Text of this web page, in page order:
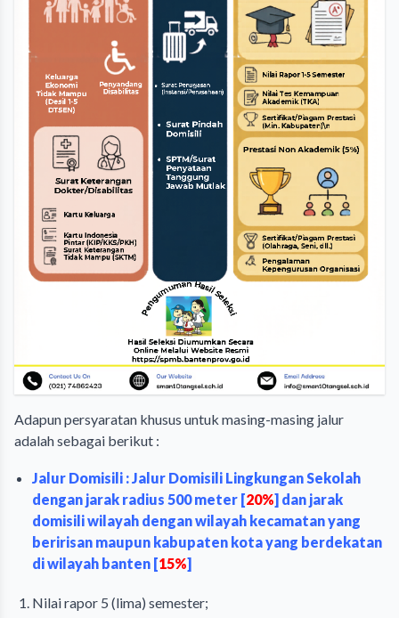
Adapun persyaratan khusus untuk masing-masing jalur
adalah sebagai berikut :
Jalur Domisili : Jalur Domisili Lingkungan Sekolah
dengan jarak radius 500 meter [20%] dan jarak
domisili wilayah dengan wilayah kecamatan yang
beririsan maupun kabupaten kota yang berdekatan
di wilayah banten [15%]
Nilai rapor 5 (lima) semester;